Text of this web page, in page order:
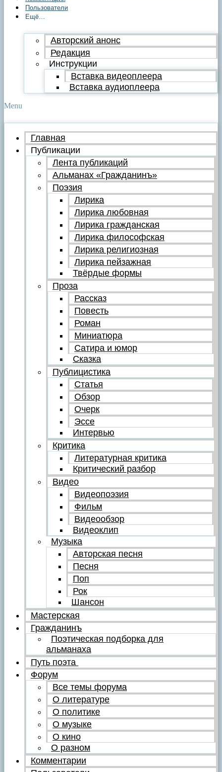
Пользователи
Ещё…
Авторский анонс
Редакция
Инструкции
Вставка видеоплеера
Вставка аудиоплеера
Menu
Главная
Публикации
Лента публикаций
Альманах «Гражданинъ»
Поэзия
Лирика
Лирика любовная
Лирика гражданская
Лирика философская
Лирика религиозная
Лирика пейзажная
Твёрдые формы
Проза
Рассказ
Повесть
Роман
Миниатюра
Сатира и юмор
Сказка
Публицистика
Статья
Обзор
Очерк
Эссе
Интервью
Критика
Литературная критика
Критический разбор
Видео
Видеопоэзия
Фильм
Видеообзор
Видеоклип
Музыка
Авторская песня
Песня
Поп
Рок
Шансон
Мастерская
Гражданинъ
Поэтическая подборка для
альманаха
Путь поэта
Форум
Все темы форума
О литературе
О политике
О музыке
О кино
О разном
Комментарии